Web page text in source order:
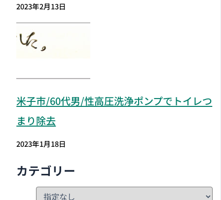
2023年2月13日
米子市/60代男/性高圧洗浄ポンプでトイレつ
まり除去
2023年1月18日
カテゴリー